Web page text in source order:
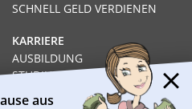
SCHNELL GELD VERDIENEN
KARRIERE
AUSBILDUNG
STUDIUM
FERNSTUDIUM
aus